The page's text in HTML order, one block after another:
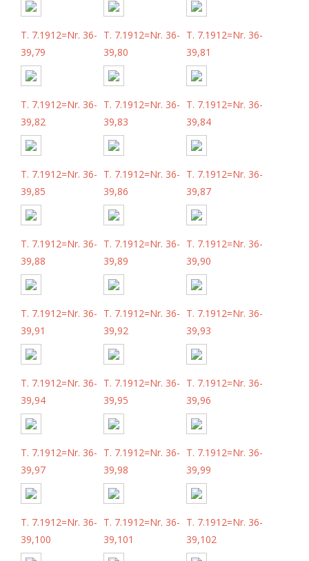
T. 7.1912=Nr. 36-
39,79
T. 7.1912=Nr. 36-
39,80
T. 7.1912=Nr. 36-
39,81
T. 7.1912=Nr. 36-
39,82
T. 7.1912=Nr. 36-
39,83
T. 7.1912=Nr. 36-
39,84
T. 7.1912=Nr. 36-
39,85
T. 7.1912=Nr. 36-
39,86
T. 7.1912=Nr. 36-
39,87
T. 7.1912=Nr. 36-
39,88
T. 7.1912=Nr. 36-
39,89
T. 7.1912=Nr. 36-
39,90
T. 7.1912=Nr. 36-
39,91
T. 7.1912=Nr. 36-
39,92
T. 7.1912=Nr. 36-
39,93
T. 7.1912=Nr. 36-
39,94
T. 7.1912=Nr. 36-
39,95
T. 7.1912=Nr. 36-
39,96
T. 7.1912=Nr. 36-
39,97
T. 7.1912=Nr. 36-
39,98
T. 7.1912=Nr. 36-
39,99
T. 7.1912=Nr. 36-
39,100
T. 7.1912=Nr. 36-
39,101
T. 7.1912=Nr. 36-
39,102